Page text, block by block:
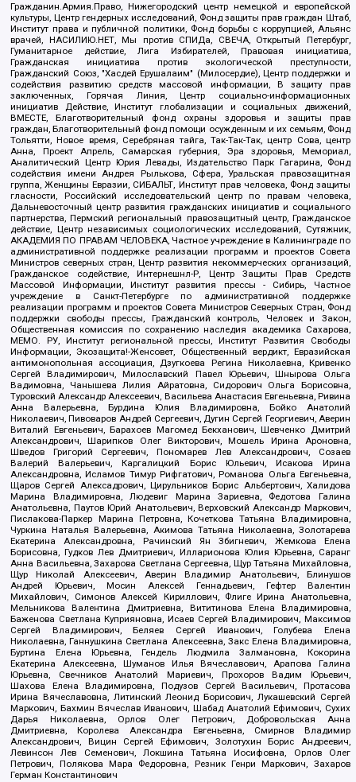
Гражданин.Армия.Право, Нижегородский центр немецкой и европейской
культуры, Центр гендерных исследований, Фонд защиты прав граждан Штаб,
Институт права и публичной политики, Фонд борьбы с коррупцией, Альянс
врачей, НАСИЛИЮ.НЕТ, Мы против СПИДа, СВЕЧА, Открытый Петербург,
Гуманитарное действие, Лига Избирателей, Правовая инициатива,
Гражданская инициатива против экологической преступности,
Гражданский Союз, "Хасдей Ерушалаим" (Милосердие), Центр поддержки и
содействия развитию средств массовой информации, В защиту прав
заключенных, Горячая Линия, Центр социально-информационных
инициатив Действие, Институт глобализации и социальных движений,
ВМЕСТЕ, Благотворительный фонд охраны здоровья и защиты прав
граждан, Благотворительный фонд помощи осужденным и их семьям, Фонд
Тольятти, Новое время, Серебряная тайга, Так-Так-Так, центр Сова, центр
Анна, Проект Апрель, Самарская губерния, Эра здоровья, Мемориал,
Аналитический Центр Юрия Левады, Издательство Парк Гагарина, Фонд
содействия имени Андрея Рылькова, Сфера, Уральская правозащитная
группа, Женщины Евразии, СИБАЛЬТ, Институт прав человека, Фонд защиты
гласности, Российский исследовательский центр по правам человека,
Дальневосточный центр развития гражданских инициатив и социального
партнерства, Пермский региональный правозащитный центр, Гражданское
действие, Центр независимых социологических исследований, Сутяжник,
АКАДЕМИЯ ПО ПРАВАМ ЧЕЛОВЕКА, Частное учреждение в Калининграде по
административной поддержке реализации программ и проектов Совета
Министров северных стран, Центр развития некоммерческих организаций,
Гражданское содействие, Интернешнл-Р, Центр Защиты Прав Средств
Массовой Информации, Институт развития прессы - Сибирь, Частное
учреждение в Санкт-Петербурге по административной поддержке
реализации программ и проектов Совета Министров Северных Стран, Фонд
поддержки свободы прессы, Гражданский контроль, Человек и Закон,
Общественная комиссия по сохранению наследия академика Сахарова,
МЕМО. РУ, Институт региональной прессы, Институт Развития Свободы
Информации, Экозащита!-Женсовет, Общественный вердикт, Евразийская
антимонопольная ассоциация, Дзугкоева Регина Николаевна, Кривенко
Сергей Владимирович, Милославский Павел Юрьевич, Шнырова Ольга
Вадимовна, Чанышева Лилия Айратовна, Сидорович Ольга Борисовна,
Туровский Александр Алексеевич, Васильева Анастасия Евгеньевна, Ривина
Анна Валерьевна, Бурдина Юлия Владимировна, Бойко Анатолий
Николаевич, Пивоваров Андрей Сергеевич, Дугин Сергей Георгиевич, Аверин
Виталий Евгеньевич, Барахоев Магомед Бекханович, Шевченко Дмитрий
Александрович, Шарипков Олег Викторович, Мошель Ирина Ароновна,
Шведов Григорий Сергеевич, Пономарев Лев Александрович, Созаев
Валерий Валерьевич, Каргалицкий Борис Юльевич, Исакова Ирина
Александровна, Исламов Тимур Рифгатович, Романова Ольга Евгеньевна,
Щаров Сергей Алексадрович, Цирульников Борис Альбертович, Халидова
Марина Владимировна, Людевиг Марина Зариевна, Федотова Галина
Анатольевна, Паутов Юрий Анатольевич, Верховский Александр Маркович,
Пислакова-Паркер Марина Петровна, Кочеткова Татьяна Владимировна,
Чуркина Наталья Валерьевна, Акимова Татьяна Николаевна, Золотарева
Екатерина Александровна, Рачинский Ян Збигневич, Жемкова Елена
Борисовна, Гудков Лев Дмитриевич, Илларионова Юлия Юрьевна, Саранг
Анна Васильевна, Захарова Светлана Сергеевна, Щур Татьяна Михайловна,
Щур Николай Алексеевич, Аверин Владимир Анатольевич, Блинушов
Андрей Юрьевич, Мосин Алексей Геннадьевич, Гефтер Валентин
Михайлович, Симонов Алексей Кириллович, Флиге Ирина Анатольевна,
Мельникова Валентина Дмитриевна, Вититинова Елена Владимировна,
Баженова Светлана Куприяновна, Исаев Сергей Владимирович, Максимов
Сергей Владимирович, Беляев Сергей Иванович, Голубева Елена
Николаевна, Ганнушкина Светлана Алексеевна, Закс Елена Владимировна,
Буртина Елена Юрьевна, Гендель Людмила Залмановна, Кокорина
Екатерина Алексеевна, Шуманов Илья Вячеславович, Арапова Галина
Юрьевна, Свечников Анатолий Мариевич, Прохоров Вадим Юрьевич,
Шахова Елена Владимировна, Подузов Сергей Васильевич, Протасова
Ирина Вячеславовна, Литинский Леонид Борисович, Лукашевский Сергей
Маркович, Бахмин Вячеслав Иванович, Шабад Анатолий Ефимович, Сухих
Дарья Николаевна, Орлов Олег Петрович, Добровольская Анна
Дмитриевна, Королева Александра Евгеньевна, Смирнов Владимир
Александрович, Вицин Сергей Ефимович, Золотухин Борис Андреевич,
Левинсон Лев Семенович, Локшина Татьяна Иосифовна, Орлов Олег
Петрович, Полякова Мара Федоровна, Резник Генри Маркович, Захаров
Герман Константинович